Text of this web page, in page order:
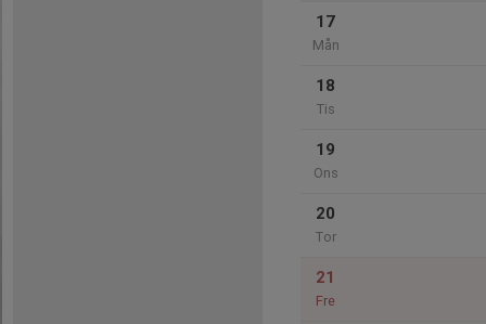
17
Mån
18
Tis
19
Ons
20
Tor
21
Fre